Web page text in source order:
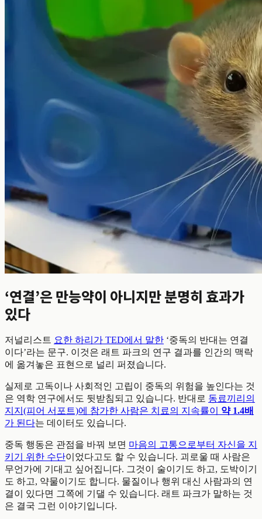
‘연결’은 만능약이 아니지만 분명히 효과가
있다
저널리스트 요한 하리가 TED에서 말한 ‘중독의 반대는 연결
이다’라는 문구. 이것은 래트 파크의 연구 결과를 인간의 맥락
에 옮겨놓은 표현으로 널리 퍼졌습니다.
실제로 고독이나 사회적인 고립이 중독의 위험을 높인다는 것
은 역학 연구에서도 뒷받침되고 있습니다. 반대로 동료끼리의
지지(피어 서포트)에 참가한 사람은 치료의 지속률이 약 1.4배
가 된다는 데이터도 있습니다.
중독 행동은 관점을 바꿔 보면 마음의 고통으로부터 자신을 지
키기 위한 수단이었다고도 할 수 있습니다. 괴로울 때 사람은
무언가에 기대고 싶어집니다. 그것이 술이기도 하고, 도박이기
도 하고, 약물이기도 합니다. 물질이나 행위 대신 사람과의 연
결이 있다면 그쪽에 기댈 수 있습니다. 래트 파크가 말하는 것
은 결국 그런 이야기입니다.